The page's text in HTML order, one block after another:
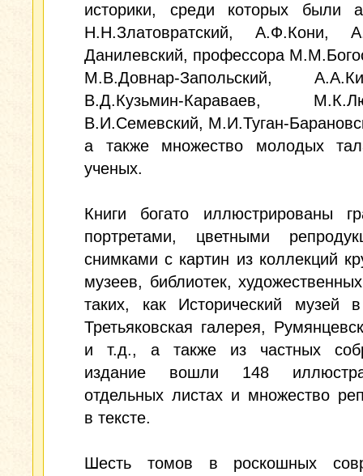
историки, среди которых были
Н.Н.Златовратский, А.Ф.Кони,
Данилевский, профессора
М.В.Довнар-Запольский,
В.Д.Кузьмин-Караваев,
В.И.Семевский, М.И.Туган-
а также множество молодых
ученых.
Книги богато иллюстрированы
портретами, цветными
снимками с картин из коллекций
музеев, библиотек,
таких, как Исторический музей
Третьяковская галерея,
и т.д., а также из частных
издание вошли 148
отдельных листах и множество
в тексте.
Шесть томов в роскошных